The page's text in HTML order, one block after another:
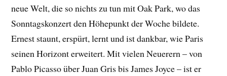
neue Welt, die so nichts zu tun mit Oak Park, wo das
Sonntagskonzert den Höhepunkt der Woche bildete.
Ernest staunt, erspürt, lernt und ist dankbar, wie Paris
seinen Horizont erweitert. Mit vielen Neuerern – von
Pablo Picasso über Juan Gris bis James Joyce – ist er